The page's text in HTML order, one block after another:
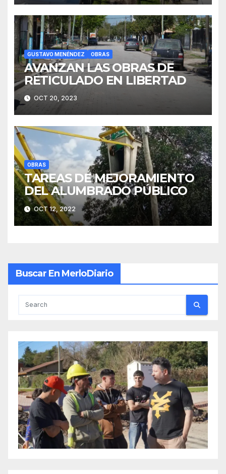
GUSTAVO MENÉNDEZ OBRAS
AVANZAN LAS OBRAS DE
RETICULADO EN LIBERTAD
OCT 20, 2023
OBRAS
TAREAS DE MEJORAMIENTO
DEL ALUMBRADO PÚBLICO
OCT 12, 2022
Buscar En MerloDiario